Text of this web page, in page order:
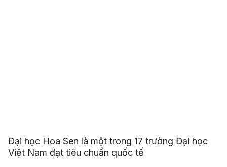
Đại học Hoa Sen là một trong 17 trường Đại học
Việt Nam đạt tiêu chuẩn quốc tế